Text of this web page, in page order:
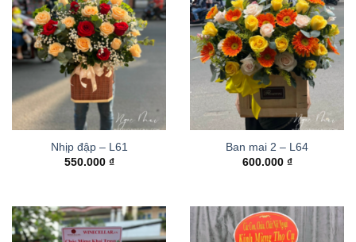
Nhịp đập – L61
550.000 ₫
Ban mai 2 – L64
600.000 ₫